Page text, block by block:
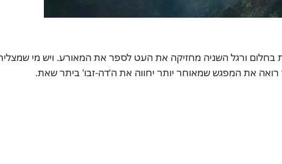
בחלום ורגל השניה מחזיקה את העט לספר את המאורע. ויש מי
את המפגש שמאוחר יותר יחווה את ה'דה-זבו' ביתר שאת.